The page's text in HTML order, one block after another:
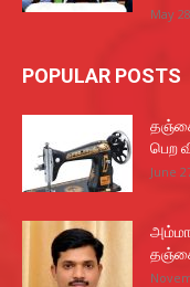
May
POPULAR POSTS
பெற
June